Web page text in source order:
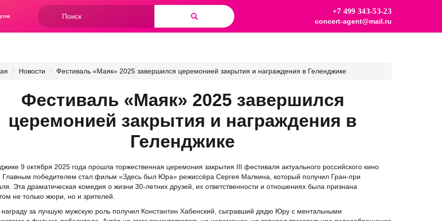
Форма
поиска
+7 499 343-53-23
concert-agent@mail.ru
Новости Фестиваль «Маяк» 2025 завершился церемонией закрытия и награждения в Геленджике
Фестиваль «Маяк» 2025 завершился
церемонией закрытия и награждения в
Геленджике
9 октября 2025 года прошла торжественная церемония закрытия III фестиваля актуального российского кино
победителем стал фильм «Здесь был Юра» режиссёра Сергея Малкина, который получил Гран-при
Эта драматическая комедия о жизни 30-летних друзей, их ответственности и отношениях была признана
не только жюри, но и зрителей.
за лучшую мужскую роль получил Константин Хабенский, сыгравший дядю Юру с ментальными